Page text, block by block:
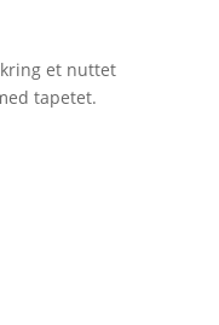
et nuttet
tapetet.